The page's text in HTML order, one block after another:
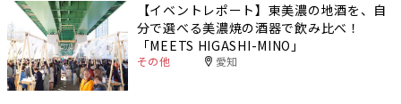
【イベントレポート】東美濃の地酒を、自
分で選べる美濃焼の酒器で飲み比べ！
「MEETS HIGASHI-MINO」
その他 愛知